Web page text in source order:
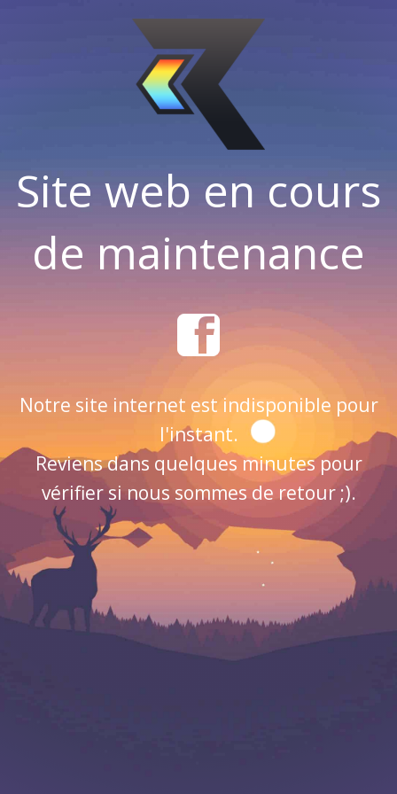
Site web en cours
de maintenance
Notre site internet est indisponible pour
l'instant.
Reviens dans quelques minutes pour
vérifier si nous sommes de retour ;).